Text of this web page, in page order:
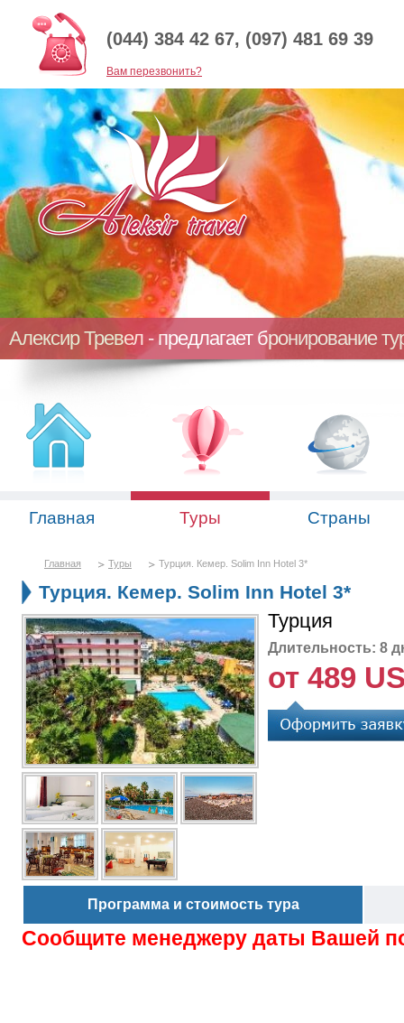
(044) 384 42 67, (097) 481 69 39
Baм перезвонить?
Алексир Тревел - предлагает бронирование
Главная Туры Страны
Главная Туры Турция. Кемер. Solim Inn Hotel 3*
Турция. Кемер. Solim Inn Hotel 3*
Турция
Длительность: 8
от 489
Программа и стоимость тура
Сообщите менеджеру даты Вашей